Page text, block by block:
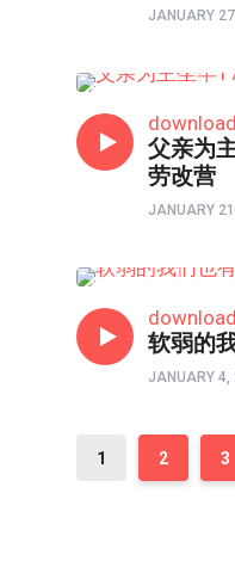
JANUARY
download
父亲为
劳改营
JANUARY
download
软弱的
JANUARY 4,
1 2 3